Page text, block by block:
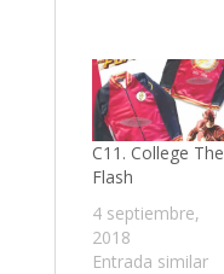
C11. College The
Flash
4 septiembre,
2018
Entrada similar